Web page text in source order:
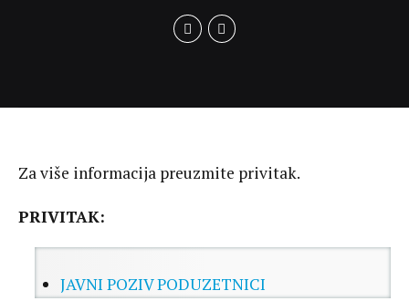
Za više informacija preuzmite privitak.
PRIVITAK:
JAVNI POZIV PODUZETNICI